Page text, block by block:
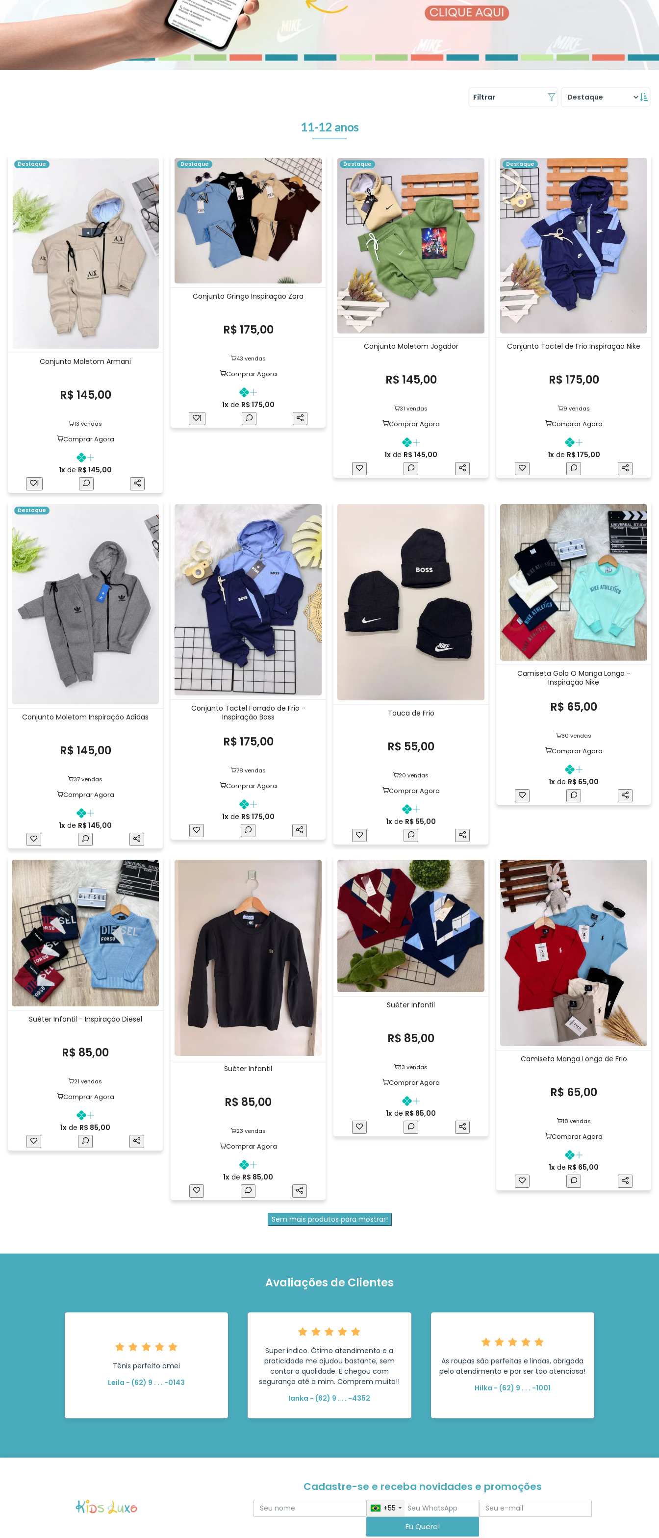
Filtrar
11-12 anos
Destaque
Conjunto Moletom Armani
R$ 145,00
13 vendas
Comprar Agora
1x de R$ 145,00
1
Destaque
Conjunto Gringo Inspiração Zara
R$ 175,00
43 vendas
Comprar Agora
1xde R$ 175,00
1
Destaque
Conjunto Moletom Jogador
R$ 145,00
31 vendas
Comprar Agora
1x de R$ 145,00
Destaque
Conjunto Tactel de Frio Inspiração Nike
R$ 175,00
9 vendas
Comprar Agora
1xde R$ 175,00
Destaque
Conjunto Moletom Inspiração Adidas
R$ 145,00
37 vendas
Comprar Agora
1x de R$ 145,00
Conjunto Tactel Forrado de Frio -
Inspiração Boss
R$ 175,00
78 vendas
Comprar Agora
1xde R$ 175,00
Touca de Frio
R$ 55,00
20 vendas
Comprar Agora
1x de R$ 55,00
Camiseta Gola O Manga Longa -
Inspiração Nike
R$ 65,00
30 vendas
Comprar Agora
1x de R$ 65,00
Suéter Infantil - Inspiração Diesel
R$ 85,00
21 vendas
Comprar Agora
1x de R$ 85,00
Suéter Infantil
R$ 85,00
23 vendas
Comprar Agora
1x de R$ 85,00
Suéter Infantil
R$ 85,00
13 vendas
Comprar Agora
1x de R$ 85,00
Camiseta Manga Longa de Frio
R$ 65,00
18 vendas
Comprar Agora
1x de R$ 65,00
Sem mais produtos para mostrar!
Avaliações de Clientes
Tênis perfeito amei
Leila - (62) 9 . . . -0143
Super indico. Ótimo atendimento e a
praticidade me ajudou bastante, sem
contar a qualidade. E chegou com
segurança até a mim. Comprem muito!!
Ianka - (62) 9 . . . -4352
As roupas são perfeitas e lindas, obrigada
pelo atendimento e por ser tão atenciosa!
Hilka - (62) 9 . . . -1001
Cadastre-se e receba novidades e promoções
+55
Eu Quero!